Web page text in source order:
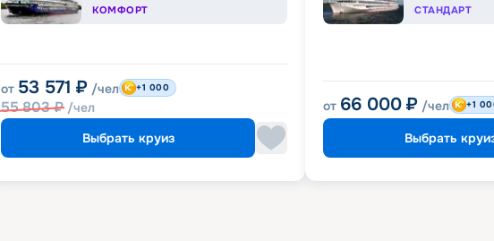
КОМФОРТ
от 53 571 ₽ /чел
55 803₽ /чел
+1 000
Выбрать круиз
СТАНДАРТ
от 66 000 ₽ /чел +1
Выбрать